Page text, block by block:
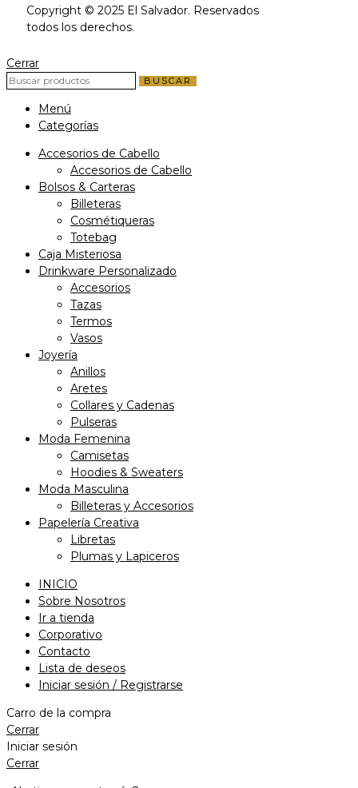
Copyright © 2025 El Salvador. Reservados
todos los derechos.
Cerrar
BUSCAR
Menú
Categorías
Accesorios de Cabello
Accesorios de Cabello
Bolsos & Carteras
Billeteras
Cosmétiqueras
Totebag
Caja Misteriosa
Drinkware Personalizado
Accesorios
Tazas
Termos
Vasos
Joyería
Anillos
Aretes
Collares y Cadenas
Pulseras
Moda Femenina
Camisetas
Hoodies & Sweaters
Moda Masculina
Billeteras y Accesorios
Papelería Creativa
Libretas
Plumas y Lapiceros
INICIO
Sobre Nosotros
Ir a tienda
Corporativo
Contacto
Lista de deseos
Iniciar sesión / Registrarse
Carro de la compra
Cerrar
Iniciar sesión
Cerrar